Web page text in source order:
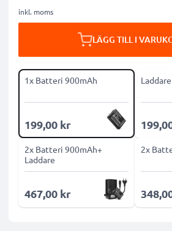
inkl. moms
LÄGG TILL I
1x Batteri 900mAh
199,00 kr
Laddare
2x Batteri 900mAh+
Laddare
467,00 kr
2x